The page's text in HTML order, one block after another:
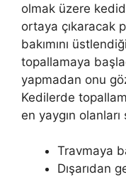
olmak üzere
ortaya çıkaracak
bakımını
topallamaya
yapmadan onu
Kedilerde
en yaygın olanları
Travmaya
Dışarıdan